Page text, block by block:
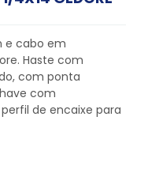
e cabo em
Haste com
com ponta
com
de encaixe para